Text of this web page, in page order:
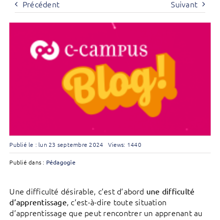
Précédent Suivant
Publié le : lun 23 septembre 2024 Views: 1440
Publié dans : Pédagogie
Une difficulté désirable, c’est d’abord une difficulté
d’apprentissage, c’est-à-dire toute situation
d’apprentissage que peut rencontrer un apprenant au